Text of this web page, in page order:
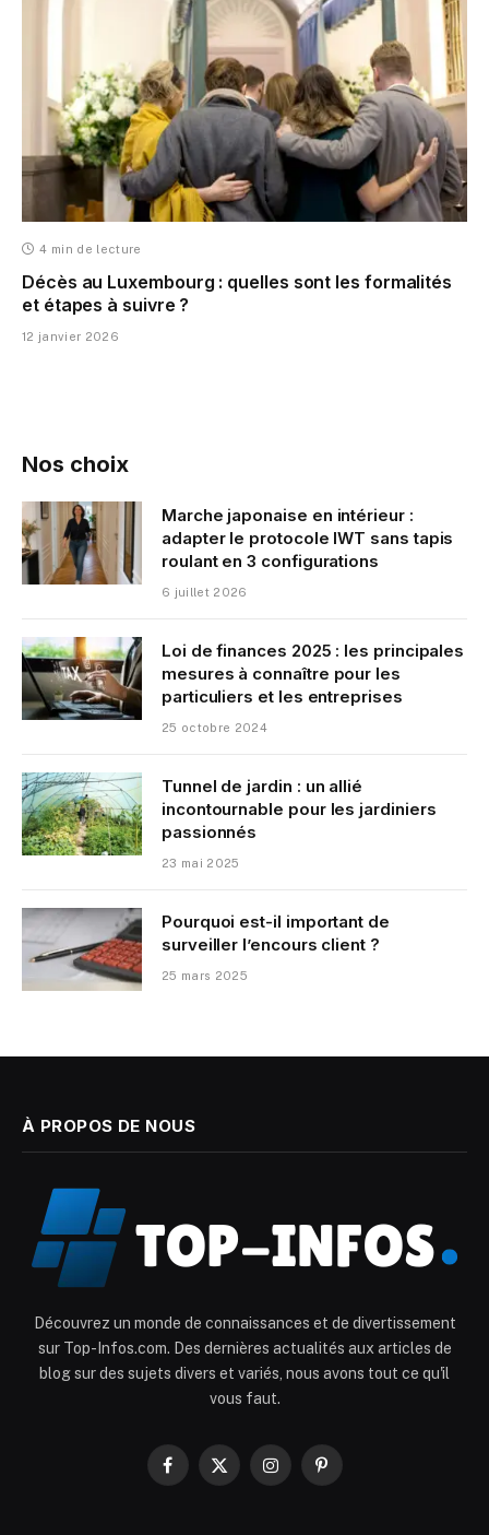
4 min de lecture
Décès au Luxembourg : quelles sont les formalités
et étapes à suivre ?
12 janvier 2026
Nos choix
Marche japonaise en intérieur :
adapter le protocole IWT sans tapis
roulant en 3 configurations
6 juillet 2026
Loi de finances 2025 : les principales
mesures à connaître pour les
particuliers et les entreprises
25 octobre 2024
Tunnel de jardin : un allié
incontournable pour les jardiniers
passionnés
23 mai 2025
Pourquoi est-il important de
surveiller l’encours client ?
25 mars 2025
À PROPOS DE NOUS
Découvrez un monde de connaissances et de divertissement
sur Top-Infos.com. Des dernières actualités aux articles de
blog sur des sujets divers et variés, nous avons tout ce qu'il
vous faut.
Facebook
X
InstagramPinterest